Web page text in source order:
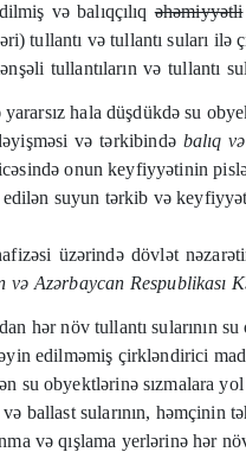
və balıqçılıqəhəmiyyətli
və tullantı suları ilə
tullantıların və tullantı
hala düşdükdə su
və tərkibində balıq
onun keyfiyyətinin
edilən suyun tərkib və
üzərində dövlət
Azərbaycan Respublikası
hər növ tullantı sularının su
edilməmiş çirkləndirici
su obyektlərinə sızmalara
ballast sularının, həmçinin
və qışlama yerlərinə hər növ